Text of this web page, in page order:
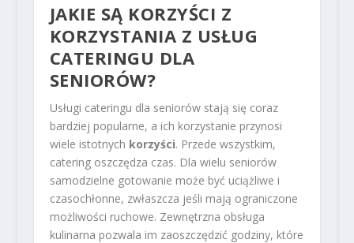
JAKIE SĄ KORZYŚCI Z
KORZYSTANIA Z USŁUG
CATERINGU DLA
SENIORÓW?
Usługi cateringu dla seniorów stają się coraz
bardziej popularne, a ich korzystanie przynosi
wiele istotnych korzyści. Przede wszystkim,
catering oszczędza czas. Dla wielu seniorów
samodzielne gotowanie może być uciążliwe i
czasochłonne, zwłaszcza jeśli mają ograniczone
możliwości ruchowe. Zewnętrzna obsługa
kulinarna pozwala im zaoszczędzić godziny, które